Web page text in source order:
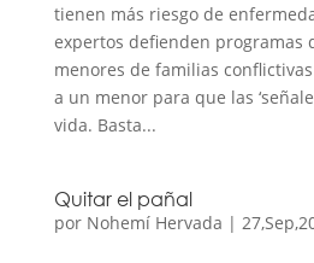
tienen más riesgo de
expertos defienden programas
menores de familias
a un menor para que las
vida. Basta...
Quitar el pañal
por Nohemí Hervada |